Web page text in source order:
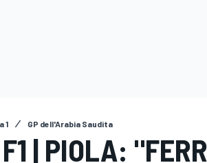
1 GP dell'Arabia Saudita
| PIOLA: